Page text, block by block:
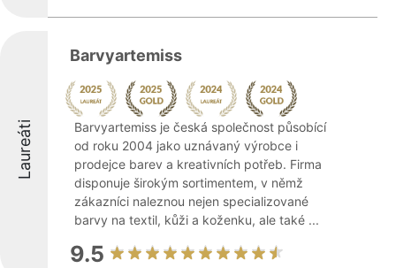
Laureáti
Barvyartemiss
Barvyartemiss je česká společnost působící
od roku 2004 jako uznávaný výrobce i
prodejce barev a kreativních potřeb. Firma
disponuje širokým sortimentem, v němž
zákazníci naleznou nejen specializované
barvy na textil, kůži a koženku, ale také ...
9.5